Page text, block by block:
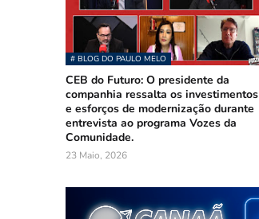
# BLOG DO PAULO MELO
CEB do Futuro: O presidente da
companhia ressalta os investimentos
e esforços de modernização durante
entrevista ao programa Vozes da
Comunidade.
23 Maio, 2026